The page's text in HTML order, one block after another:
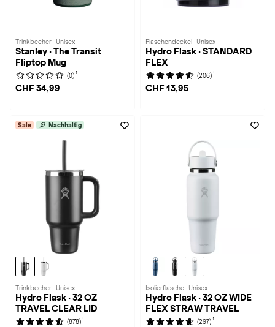
Trinkbecher · Unisex
Stanley · The Transit
Fliptop Mug
(0) 1
CHF 34,99
Flaschendeckel · Unisex
Hydro Flask · STANDARD
FLEX
(206) 1
CHF 13,95
Sale Nachhaltig
Trinkbecher · Unisex
Hydro Flask · 32 OZ
TRAVEL CLEAR LID
(878) 1
Isolierflasche · Unisex
Hydro Flask · 32 OZ WIDE
FLEX STRAW TRAVEL
(297) 1